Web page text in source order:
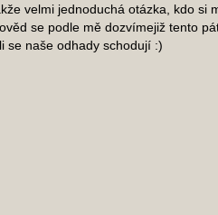
velmi jednoduchá otázka, kdo si
se podle mě dozvímejiž tento
se naše odhady schodují :)